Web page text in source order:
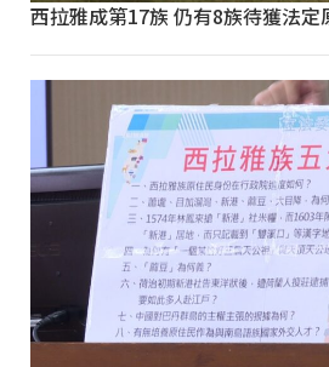
西拉雅成第17族 仍有8族待獲法定